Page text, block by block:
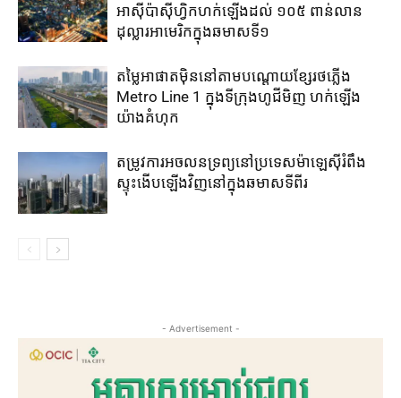
អាស៊ី​ប៉ាស៊ីហ្វិក​ហក់​ឡើង​ដល់ ​១០៥ ពាន់លាន
ដុល្លារ​អាមេរិក​ក្នុង​ឆមាស​ទី១​
តម្លៃ​អាផាត​មុិន​នៅ​តាម​បណ្តោយ​ខ្សែ​រថភ្លើង​
Metro Line 1​ ក្នុង​ទីក្រុងហូជីមិញ ​ហក់​ឡើង​
យ៉ាង​គំហុក​
តម្រូវ​ការ​អចលនទ្រព្យ​នៅ​ប្រទេសម៉ាឡេស៊ី​រំពឹង​
ស្ទុះ​ងើប​ឡើង​វិញ​នៅ​ក្នុង​ឆមាស​ទីពីរ​​
- Advertisement -